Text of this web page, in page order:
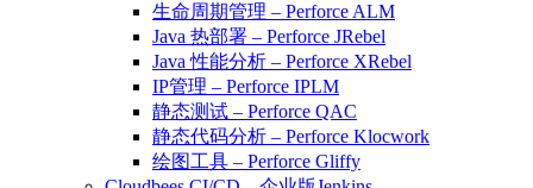
生命周期管理 – Perforce ALM
Java 热部署 – Perforce JRebel
Java 性能分析 – Perforce XRebel
IP管理 – Perforce IPLM
静态测试 – Perforce QAC
静态代码分析 – Perforce Klocwork
绘图工具 – Perforce Gliffy